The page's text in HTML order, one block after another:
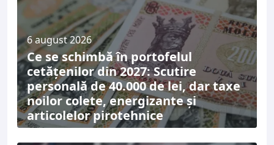
6 august 2026
Ce se schimbă în portofelul
cetățenilor din 2027: Scutire
personală de 40.000 de lei, dar taxe
noilor colete, energizante și
articolelor pirotehnice